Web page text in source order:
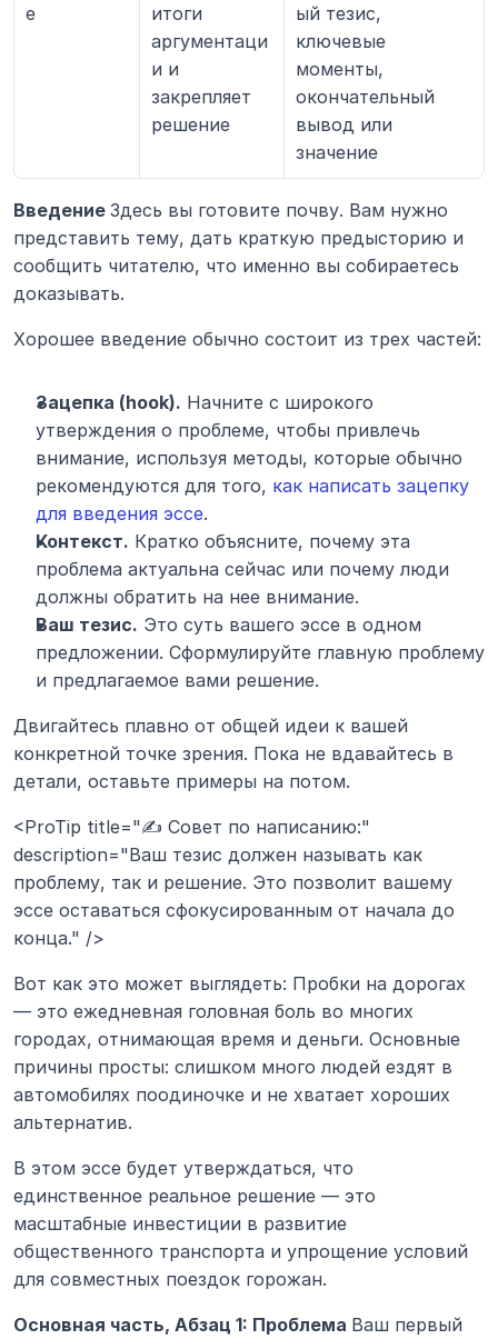
е
итоги
аргументаци
и и
закрепляет
решение
ый тезис,
ключевые
моменты,
окончательный
вывод или
значение
Введение Здесь вы готовите почву. Вам нужно
представить тему, дать краткую предысторию и
сообщить читателю, что именно вы собираетесь
доказывать.
Хорошее введение обычно состоит из трех частей:
Зацепка (hook). Начните с широкого
утверждения о проблеме, чтобы привлечь
внимание, используя методы, которые обычно
рекомендуются для того, как написать зацепку
для введения эссе.
Контекст. Кратко объясните, почему эта
проблема актуальна сейчас или почему люди
должны обратить на нее внимание.
Ваш тезис. Это суть вашего эссе в одном
предложении. Сформулируйте главную проблему
и предлагаемое вами решение.
Двигайтесь плавно от общей идеи к вашей
конкретной точке зрения. Пока не вдавайтесь в
детали, оставьте примеры на потом.
<ProTip title="✍️ Совет по написанию:"
description="Ваш тезис должен называть как
проблему, так и решение. Это позволит вашему
эссе оставаться сфокусированным от начала до
конца." />
Вот как это может выглядеть: Пробки на дорогах
— это ежедневная головная боль во многих
городах, отнимающая время и деньги. Основные
причины просты: слишком много людей ездят в
автомобилях поодиночке и не хватает хороших
альтернатив.
В этом эссе будет утверждаться, что
единственное реальное решение — это
масштабные инвестиции в развитие
общественного транспорта и упрощение условий
для совместных поездок горожан.
Основная часть, Абзац 1: Проблема Ваш первый